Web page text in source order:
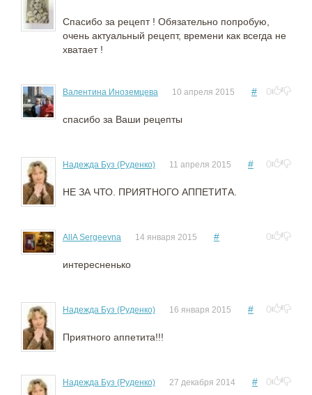
Спасибо за рецепт ! Обязательно попробую,
очень актуальный рецепт, времени как всегда не
хватает !
Валентина Иноземцева 10 апреля 2015 # 0
спасибо за Ваши рецепты
Надежда Буз (Руденко) 11 апреля 2015 # 0
НЕ ЗА ЧТО. ПРИЯТНОГО АППЕТИТА.
AllA Sergeevna 14 января 2015 # 0
интересненько
Надежда Буз (Руденко) 16 января 2015 # 0
Приятного аппетита!!!
Надежда Буз (Руденко) 27 декабря 2014 # 0